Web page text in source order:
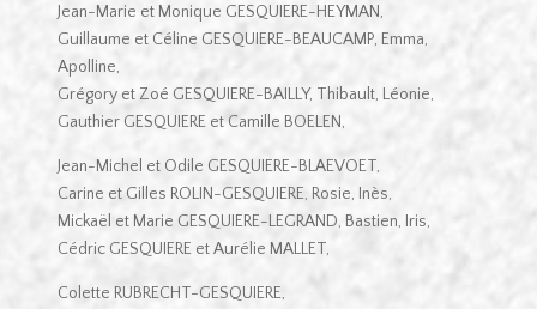
Jean-Marie et Monique GESQUIERE-HEYMAN,
Guillaume et Céline GESQUIERE-BEAUCAMP, Emma,
Apolline,
Grégory et Zoé GESQUIERE-BAILLY, Thibault, Léonie,
Gauthier GESQUIERE et Camille BOELEN,
Jean-Michel et Odile GESQUIERE-BLAEVOET,
Carine et Gilles ROLIN-GESQUIERE, Rosie, Inès,
Mickaël et Marie GESQUIERE-LEGRAND, Bastien, Iris,
Cédric GESQUIERE et Aurélie MALLET,
Colette RUBRECHT-GESQUIERE,